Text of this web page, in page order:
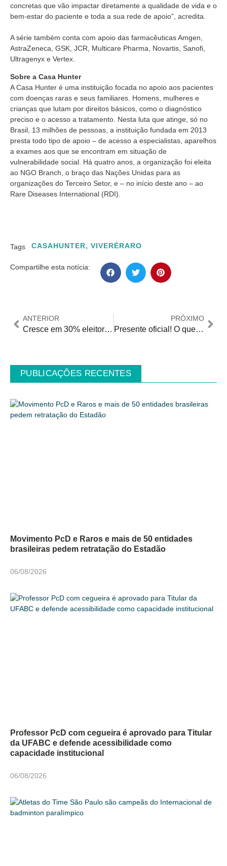
concretas que vão impactar diretamente a qualidade de vida e o
bem-estar do paciente e toda a sua rede de apoio”, acredita.
A série também conta com apoio das farmacêuticas Amgen,
AstraZeneca, GSK, JCR, Multicare Pharma, Novartis, Sanofi,
Ultragenyx e Vertex.
Sobre a Casa Hunter
A Casa Hunter é uma instituição focada no apoio aos pacientes
com doenças raras e seus familiares. Homens, mulheres e
crianças que lutam por direitos básicos, como o diagnóstico
preciso e o acesso a tratamento. Nesta luta que atinge, só no
Brasil, 13 milhões de pessoas, a instituição fundada em 2013
presta todo tipo de apoio – de acesso a especialistas, aparelhos
a exames aos que se encontram em situação de
vulnerabilidade social. Há quatro anos, a organização foi eleita
ao NGO Branch, o braço das Nações Unidas para as
organizações do Terceiro Setor, e – no início deste ano – ao
Rare Diseases International (RDI).
Tags CASAHUNTER, VIVERÉRARO
Compartilhe esta notícia:
ANTERIOR
Cresce em 30% eleitorado com deficiência nas capitais brasileiras nas eleições de 2024
PRÓXIMO
Presente oficial! O que merecemos?
PUBLICAÇÕES RECENTES
Movimento PcD e Raros e mais de 50 entidades
brasileiras pedem retratação do Estadão
06/08/2026
Professor PcD com cegueira é aprovado para Titular
da UFABC e defende acessibilidade como
capacidade institucional
06/08/2026